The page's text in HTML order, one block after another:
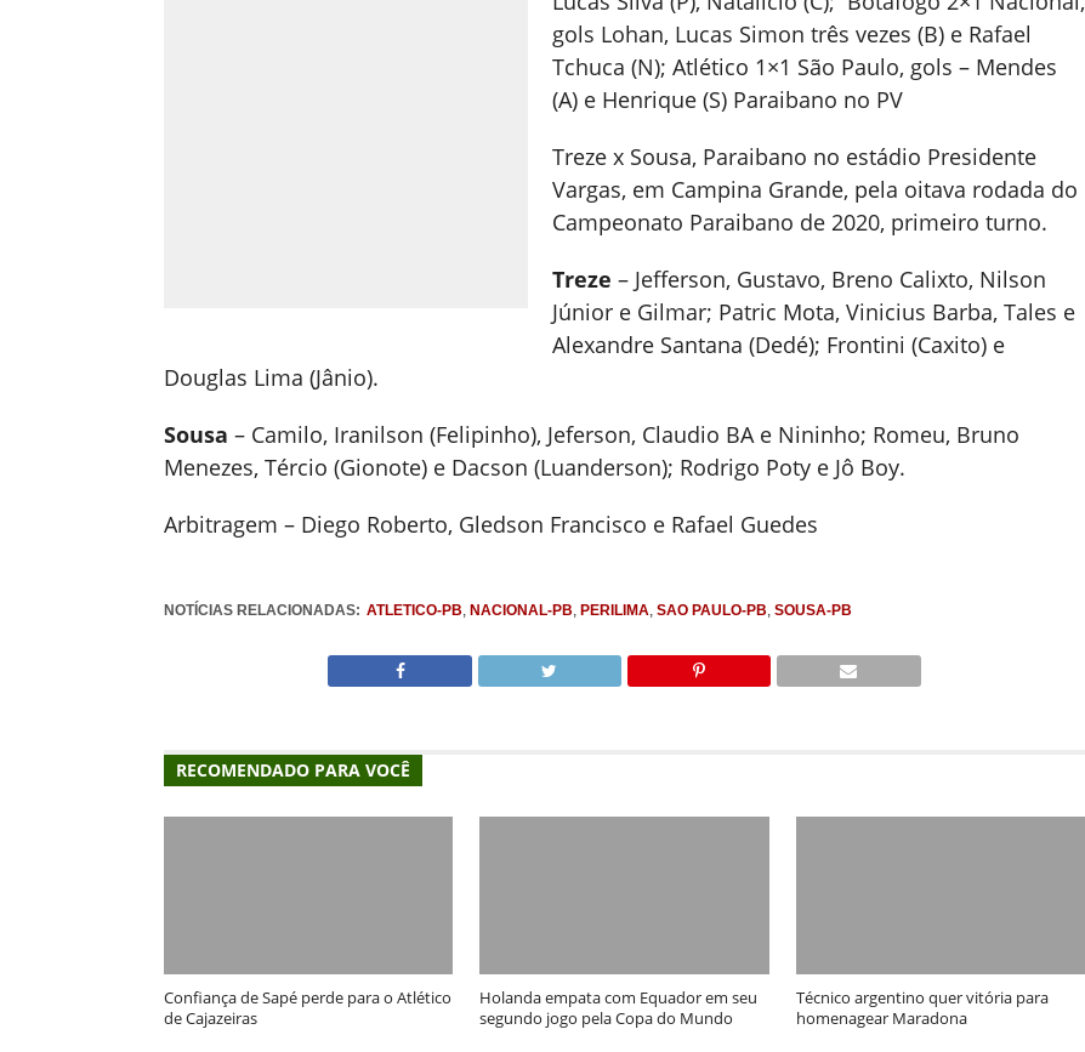
gols Lohan, Lucas Simon três vezes (B) e Rafael
Tchuca (N); Atlético 1×1 São Paulo, gols – Mendes
(A) e Henrique (S) Paraibano no PV
Treze x Sousa, Paraibano no estádio Presidente
Vargas, em Campina Grande, pela oitava rodada do
Campeonato Paraibano de 2020, primeiro turno.
Treze – Jefferson, Gustavo, Breno Calixto, Nilson
Júnior e Gilmar; Patric Mota, Vinicius Barba, Tales e
Alexandre Santana (Dedé); Frontini (Caxito) e
Douglas Lima (Jânio).
Sousa – Camilo, Iranilson (Felipinho), Jeferson, Claudio BA e Nininho; Romeu, Bruno
Menezes, Tércio (Gionote) e Dacson (Luanderson); Rodrigo Poty e Jô Boy.
Arbitragem – Diego Roberto, Gledson Francisco e Rafael Guedes
NOTÍCIAS RELACIONADAS: ATLETICO-PB, NACIONAL-PB, PERILIMA, SAO PAULO-PB, SOUSA-PB
RECOMENDADO PARA VOCÊ
Confiança de Sapé perde para o Atlético
de Cajazeiras
Holanda empata com Equador em seu
segundo jogo pela Copa do Mundo
Técnico argentino quer vitória para
homenagear Maradona